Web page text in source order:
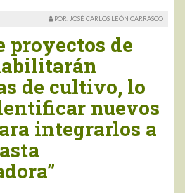
POR: JOSÉ CARLOS LEÓN CARRASCO
proyectos de
de cultivo, lo
nuevos
integrarlos a